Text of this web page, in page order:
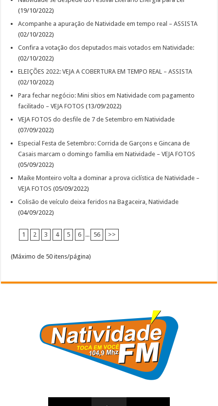
(19/10/2022)
Acompanhe a apuração de Natividade em tempo real – ASSISTA
(02/10/2022)
Confira a votação dos deputados mais votados em Natividade:
(02/10/2022)
ELEIÇÕES 2022: VEJA A COBERTURA EM TEMPO REAL – ASSISTA
(02/10/2022)
Para fechar negócio: Mini sítios em Natividade com pagamento
facilitado – VEJA FOTOS (13/09/2022)
VEJA FOTOS do desfile de 7 de Setembro em Natividade
(07/09/2022)
Especial Festa de Setembro: Corrida de Garçons e Gincana de
Casais marcam o domingo família em Natividade – VEJA FOTOS
(05/09/2022)
Maike Monteiro volta a dominar a prova ciclística de Natividade –
VEJA FOTOS (05/09/2022)
Colisão de veículo deixa feridos na Bagaceira, Natividade
(04/09/2022)
1 2 3 4 5 6 ... 56 >>
(Máximo de 50 itens/página)